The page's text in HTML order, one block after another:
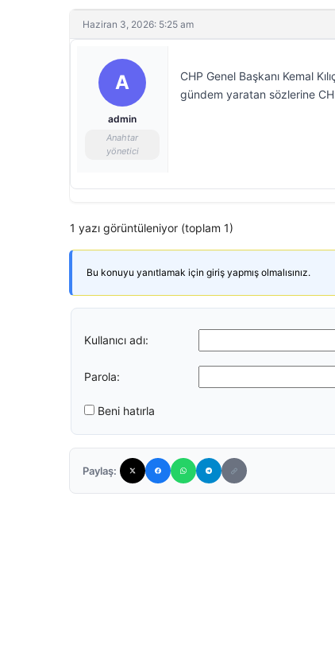
Haziran 3, 2026: 5:25 am
A
admin
Anahtar
yönetici
CHP Genel Başkanı Kemal
gündem yaratan sözlerine
1 yazı görüntüleniyor (toplam 1)
Bu konuyu yanıtlamak için giriş yapmış olmalısınız.
Kullanıcı adı:
Parola:
Beni hatırla
Paylaş: